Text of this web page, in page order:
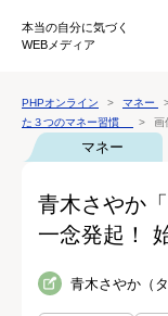
本当の自分に気づく
WEBメディア
PHPオンライン マネー
た３つのマネー習慣
画
マネー
青木さやか
一念発起！
青木さやか（タ